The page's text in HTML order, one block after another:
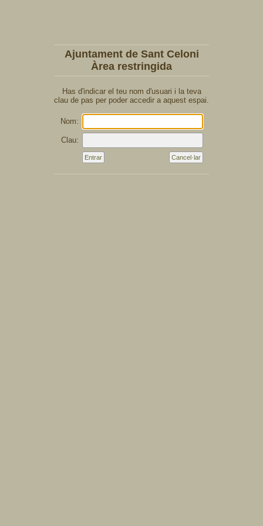
Ajuntament de Sant Celoni
Àrea restringida
Has d'indicar el teu nom d'usuari i la teva
clau de pas per poder accedir a aquest espai.
Nom:
Clau: